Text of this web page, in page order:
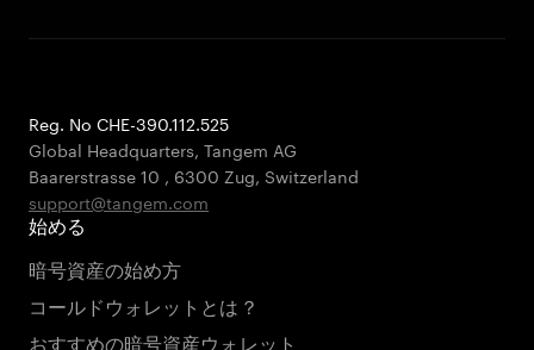
Reg. No CHE-390.112.525
Global Headquarters, Tangem AG
Baarerstrasse 10 , 6300 Zug, Switzerland
support@tangem.com
始める
暗号資産の始め方
コールドウォレットとは？
おすすめの暗号資産ウォレット